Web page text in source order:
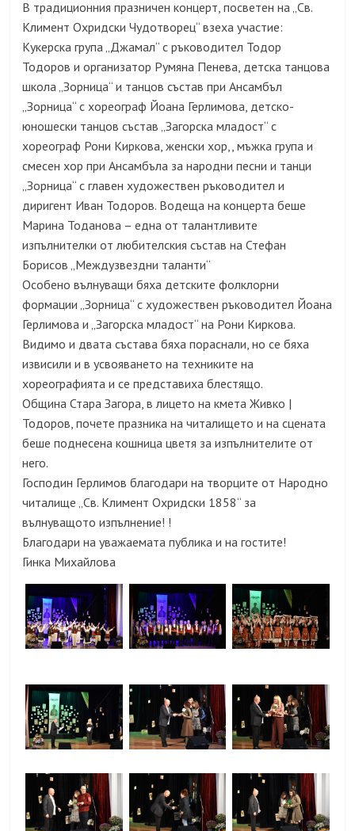
В традиционния празничен концерт, посветен на „Св.
Климент Охридски Чудотворец“ взеха участие:
Кукерска група „Джамал“ с ръководител Тодор
Тодоров и организатор Румяна Пенева, детска танцова
школа „Зорница“ и танцов състав при Ансамбъл
„Зорница“ с хореограф Йоана Герлимова, детско-
юношески танцов състав „Загорска младост“ с
хореограф Рони Киркова, женски хор,, мъжка група и
смесен хор при Ансамбъла за народни песни и танци
„Зорница“ с главен художествен ръководител и
диригент Иван Тодоров. Водеща на концерта беше
Марина Тоданова – една от талантливите
изпълнителки от любителския състав на Стефан
Борисов „Междузвездни таланти“
Особено вълнуващи бяха детските фолклорни
формации „Зорница“ с художествен ръководител Йоана
Герлимова и „Загорска младост“ на Рони Киркова.
Видимо и двата състава бяха пораснали, но се бяха
извисили и в усвояването на техниките на
хореографията и се представиха блестящо.
Община Стара Загора, в лицето на кмета Живко |
Тодоров, почете празника на читалището и на сцената
беше поднесена кошница цветя за изпълнителите от
него.
Господин Герлимов благодари на творците от Народно
читалище „Св. Климент Охридски 1858“ за
вълнуващото изпълнение! !
Благодари на уважаемата публика и на гостите!
Гинка Михайлова